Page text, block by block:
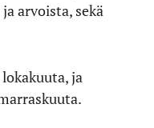
arvoista, sekä
ja